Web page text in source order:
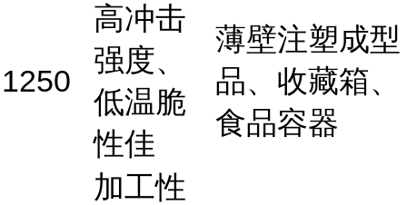
1250
高冲击
强度、
低温脆
性佳
薄壁注塑成型
品、收藏箱、
食品容器
加工性